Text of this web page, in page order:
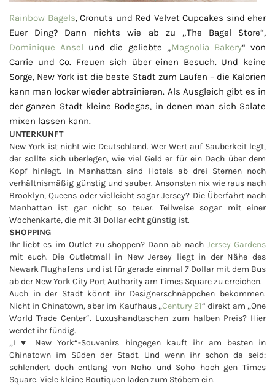
Rainbow Bagels, Cronuts und Red Velvet Cupcakes sind eher
Euer Ding? Dann nichts wie ab zu „The Bagel Store“,
Dominique Ansel und die geliebte „Magnolia Bakery“ von
Carrie und Co. Freuen sich über einen Besuch. Und keine
Sorge, New York ist die beste Stadt zum Laufen – die Kalorien
kann man locker wieder abtrainieren. Als Ausgleich gibt es in
der ganzen Stadt kleine Bodegas, in denen man sich Salate
mixen lassen kann.
UNTERKUNFT
New York ist nicht wie Deutschland. Wer Wert auf Sauberkeit legt,
der sollte sich überlegen, wie viel Geld er für ein Dach über dem
Kopf hinlegt. In Manhattan sind Hotels ab drei Sternen noch
verhältnismäßig günstig und sauber. Ansonsten nix wie raus nach
Brooklyn, Queens oder vielleicht sogar Jersey? Die Überfahrt nach
Manhattan ist gar nicht so teuer. Teilweise sogar mit einer
Wochenkarte, die mit 31 Dollar echt günstig ist.
SHOPPING
Ihr liebt es im Outlet zu shoppen? Dann ab nach Jersey Gardens
mit euch. Die Outletmall in New Jersey liegt in der Nähe des
Newark Flughafens und ist für gerade einmal 7 Dollar mit dem Bus
ab der New York City Port Authority am Times Square zu erreichen.
Auch in der Stadt könnt ihr Designerschnäppchen bekommen.
Nicht in Chinatown, aber im Kaufhaus „Century 21“ direkt am „One
World Trade Center“. Luxushandtaschen zum halben Preis? Hier
werdet ihr fündig.
„I ♥ New York“-Souvenirs hingegen kauft ihr am besten in
Chinatown im Süden der Stadt. Und wenn ihr schon da seid:
schlendert doch entlang von Noho und Soho hoch gen Times
Square. Viele kleine Boutiquen laden zum Stöbern ein.